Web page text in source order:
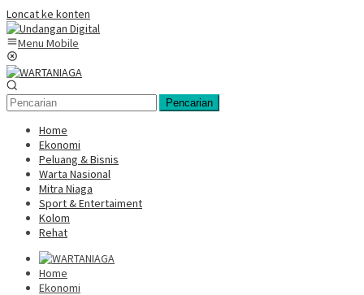
Loncat ke konten
Menu Mobile
Pencarian
Home
Ekonomi
Peluang & Bisnis
Warta Nasional
Mitra Niaga
Sport & Entertaiment
Kolom
Rehat
Home
Ekonomi